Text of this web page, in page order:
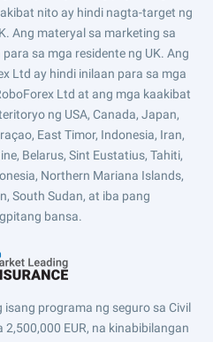
nito ay hindi nagta-target ng
Ang materyal sa marketing sa
sa mga residente ng UK. Ang
Ltd ay hindi inilaan para sa mga
Ltd at ang mga kaakibat
ng USA, Canada, Japan,
East Timor, Indonesia, Iran,
Belarus, Sint Eustatius, Tahiti,
Northern Mariana Islands,
South Sudan, at iba pang
bansa.
programa ng seguro sa Civil
EUR, na kinabibilangan